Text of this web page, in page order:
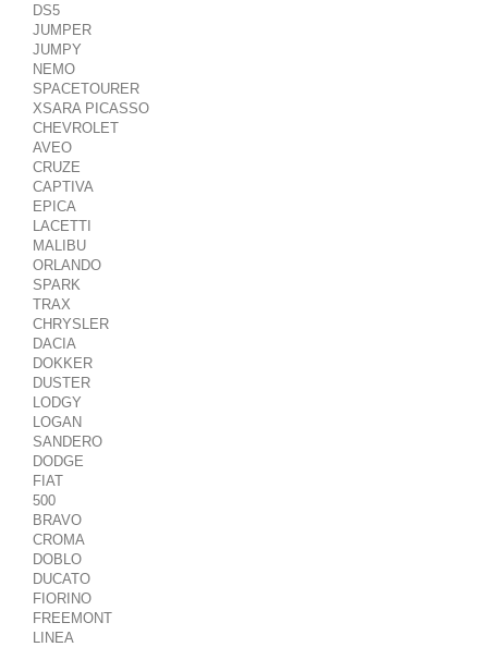
DS5
JUMPER
JUMPY
NEMO
SPACETOURER
XSARA PICASSO
CHEVROLET
AVEO
CRUZE
CAPTIVA
EPICA
LACETTI
MALIBU
ORLANDO
SPARK
TRAX
CHRYSLER
DACIA
DOKKER
DUSTER
LODGY
LOGAN
SANDERO
DODGE
FIAT
500
BRAVO
CROMA
DOBLO
DUCATO
FIORINO
FREEMONT
LINEA